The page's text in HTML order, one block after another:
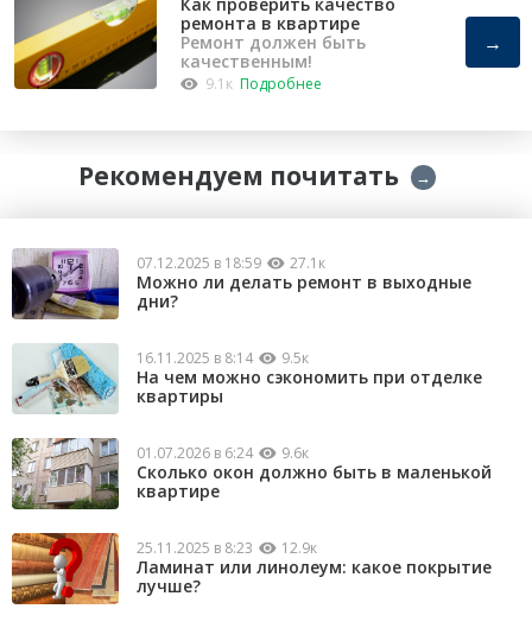
ремонта в квартире
Ремонт должен быть
качественным!
9.1к Подробнее
→
Рекомендуем почитать →
07.12.2025 в 18:59 27.1к
Можно ли делать ремонт в выходные
дни?
16.11.2025 в 8:14 9.5к
На чем можно сэкономить при отделке
квартиры
01.07.2026 в 6:24 9.6к
Сколько окон должно быть в маленькой
квартире
25.11.2025 в 8:23 12.9к
Ламинат или линолеум: какое покрытие
лучше?